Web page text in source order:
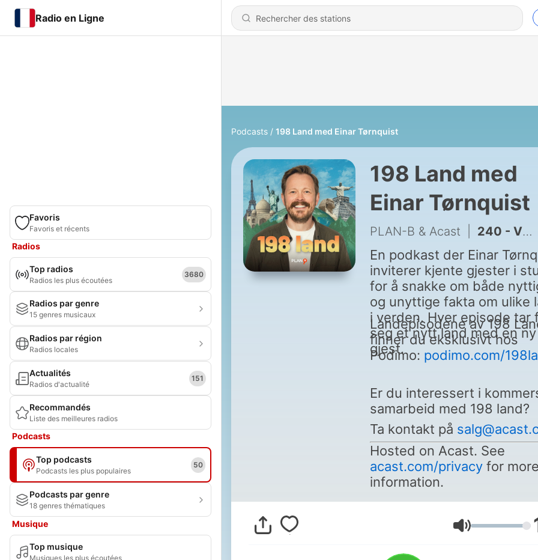
Radio en Ligne
Favoris
Favoris et récents
Radios
Top radios
Radios les plus écoutées
3680
Radios par genre
15 genres musicaux
Radios par région
Radios locales
Actualités
Radios d'actualité
151
Recommandés
Liste des meilleures radios
Podcasts
Top podcasts
Podcasts les plus populaires
50
Podcasts par genre
18 genres thématiques
Musique
Top musique
Musiques les plus écoutées
Podcasts 198 Land med Einar Tørnquist
198 Land med
Einar Tørnquist
PLAN-B & Acast 240 - VM-spesial: Kavalkade III
En podkast der Einar
inviterer kjente gjester i
for å snakke om både
og unyttige fakta om ulike
i verden. Hver episode tar
seg et nytt land med en ny
gjest.
Landepisodene av 198
finner du eksklusivt hos
Podimo: podimo.com/
Er du interessert i
samarbeid med 198 land?
Ta kontakt på
Hosted on Acast. See
acast.com/privacyfor
information.
Volume